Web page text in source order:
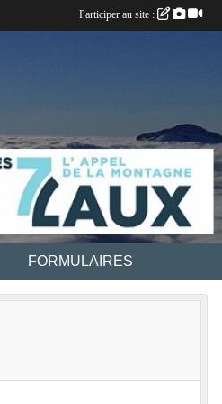
FORMULAIRES
Participer au site :